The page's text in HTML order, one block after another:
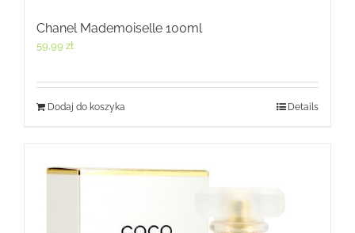
Chanel Mademoiselle 100ml
59,99 zł
Dodaj do koszyka Details